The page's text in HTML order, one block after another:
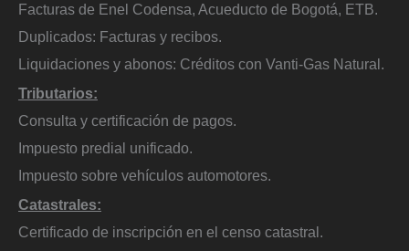
Facturas de Enel Codensa, Acueducto de Bogotá, ETB.
Duplicados: Facturas y recibos.
Liquidaciones y abonos: Créditos con Vanti-Gas Natural.
Tributarios:
Consulta y certificación de pagos.
Impuesto predial unificado.
Impuesto sobre vehículos automotores.
Catastrales:
Certificado de inscripción en el censo catastral.